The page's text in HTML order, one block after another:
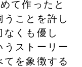
て作ったと
ことを許し
くも優し
うストーリー
てを象徴する